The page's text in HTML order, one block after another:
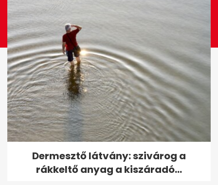
Tóth Gabi a földön fetrengett a
TV2 műsorában
Dermesztő látvány: szivárog a
rákkeltő anyag a kiszáradó...